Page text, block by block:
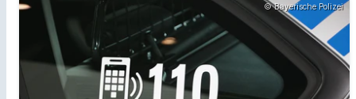
© Bayerische Polizei